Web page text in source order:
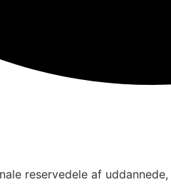
reservedele af